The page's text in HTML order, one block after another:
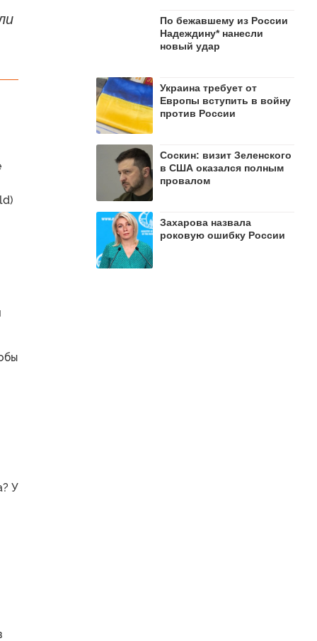
У
По бежавшему из России
Надеждину* нанесли
новый удар
Украина требует от
Европы вступить в войну
против России
Соскин: визит Зеленского
в США оказался полным
провалом
Захарова назвала
роковую ошибку России